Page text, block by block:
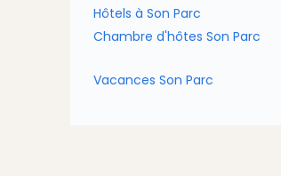
Hôtels à Son Parc
Chambre d'hôtes Son Parc
Vacances Son Parc